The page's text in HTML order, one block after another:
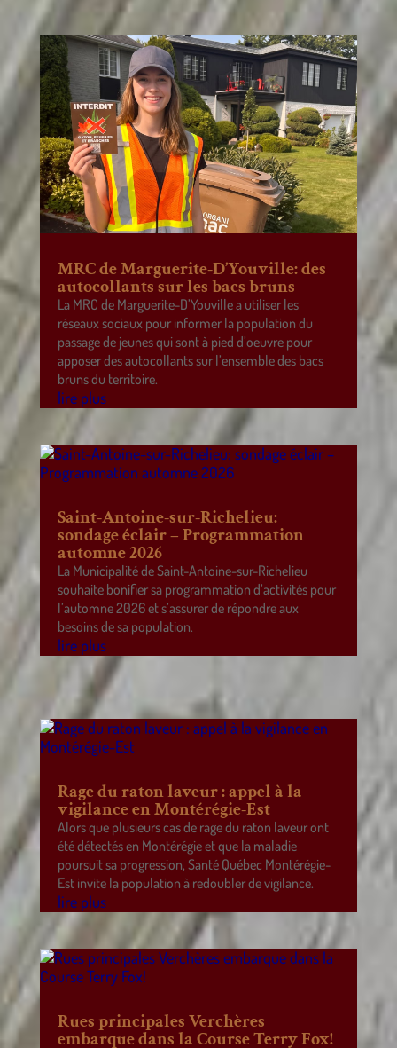
MRC de Marguerite-D’Youville: des
autocollants sur les bacs bruns
La MRC de Marguerite-D’Youville a utiliser les
réseaux sociaux pour informer la population du
passage de jeunes qui sont à pied d’oeuvre pour
apposer des autocollants sur l’ensemble des bacs
bruns du territoire.
lire plus
Saint-Antoine-sur-Richelieu:
sondage éclair – Programmation
automne 2026
La Municipalité de Saint-Antoine-sur-Richelieu
souhaite bonifier sa programmation d’activités pour
l’automne 2026 et s’assurer de répondre aux
besoins de sa population.
lire plus
Rage du raton laveur : appel à la
vigilance en Montérégie-Est
Alors que plusieurs cas de rage du raton laveur ont
été détectés en Montérégie et que la maladie
poursuit sa progression, Santé Québec Montérégie-
Est invite la population à redoubler de vigilance.
lire plus
Rues principales Verchères
embarque dans la Course Terry Fox!